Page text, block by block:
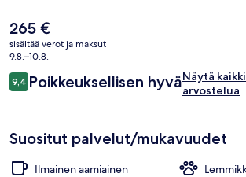
Nykyinen
hinta
on
265 €
sisältää verot ja maksut
9.8.–10.8.
Arvostelut
9,49,4 kautta 10.
Poikkeuksellisen hyväNäytä kaikki
arvostelua
Suositut palvelut/mukavuudet
Ilmainen aamiainen